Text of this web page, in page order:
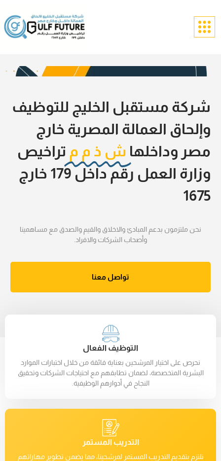
شركة مستقبل الخليج للتوظيف
وإلحاق العمالة المصرية خارج
مصر وداخلها ش ذ م م تراخيص
وزارة العمل رقم داخل 179 خارج
1675
نحن ملتزمون بدعم المبادئ والاخلاق والقيم والصدق مع مساهمينا
وأصحاب الشركات والافراد.
تواصل معنا
التوظيف الفعال
نحرص على اختيار المرشحين بعناية فائقة من خلال اختبارات الموارد
البشرية المتخصصة، لضمان تطابقهم مع احتياجات الشركات وتحقيق
النجاح في أدوارهم الوظيفية.
التدريب المستمر
نلتزم بتقديم التدريب المستمر لمرشحينا، مما يضمن تطوير مهاراتهم